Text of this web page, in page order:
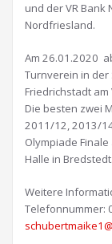
und der VR
Nordfriesland.
Am 26.01.2020
Turnverein in der
Friedrichstadt
Die besten zwei
2011/12, 2013/
Olympiade
Halle in Bredstedt.
Weitere
Telefonnummer: